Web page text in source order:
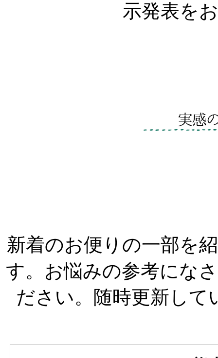
示発表を
新着のお便りの一部を
す。お悩みの参考にな
ださい。随時更新して